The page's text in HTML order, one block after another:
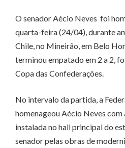
O senador Aécio Neves foi
quarta-feira (24/04), durante
Chile, no Mineirão, em Belo
terminou empatado em 2 a 2,
Copa das Confederações.
No intervalo da partida, a
homenageou Aécio Neves com
instalada no hall principal do
senador pelas obras de